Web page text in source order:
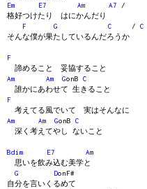
Em
E7 Am A7 /
格好つけたり はにかんだり
F
G C / C
そんな僕が果たしているんだろうか
F
諦めること 妥協すること
Am
Am GonB C
誰かにあわせて 生きること
F
考えてる風でいて 実はそんなに
Am
Am GonB C
深く考えてやし ないこと
Bdim E7
Am
思いを飲み込む美学と
G
DonF#
自分を言いくるめて